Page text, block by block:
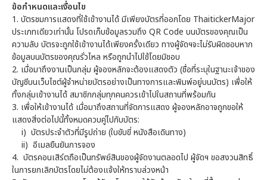
ข้อกำหนดและเงื่อนไข
1. บัตรชมการแสดงที่ใช้เข้างานได้ มีเพียงบัตรที่ออกโดย ThaitickerMajor
ประเภทเดียวเท่านั้น โปรดเก็บข้อมูลรวมถึง QR Code บนบัตรของคุณเป็น
ความลับ บัตรจะถูกใช้เข้างานได้เพียงครั้งเดียว ทางผู้จัดฯจะไม่รับผิดชอบหาก
ข้อมูลบนบัตรของคุณรั่วไหล หรือถูกนำไปใช้โดยมิชอบ
2. เมื่อมาถึงงานเป็นกลุ่ม ผู้จองหลักจะต้องแสดงตัว (ชื่อที่ระบุในฐานะเจ้าของ
บัญชีบนเว็บไซต์ผู้จำหน่ายบัตรอย่างเป็นทางการและพิมพ์อยู่บนบัตร) เพื่อให้
ทั้งกลุ่มเข้างานได้ สมาชิกกลุ่มทุกคนควรเข้าไปในสถานที่พร้อมกัน
3. เพื่อให้เข้างานได้ เมื่อมาถึงสถานที่จัดการแสดง ผู้จองหลักอาจถูกขอให้
แสดงสิ่งต่อไปนี้ทั้งหมดควบคู่ไปกับบัตร:
i) บัตรประจำตัวที่มีรูปถ่าย (ใบขับขี่ หนังสือเดินทาง)
ii) อีเมลยืนยันการจอง
4. บัตรคอนเสิร์ตถือเป็นทรัพย์สินของผู้จัดงานตลอดไป ผู้จัดฯ ขอสงวนสิทธิ์
ในการยกเลิกบัตรโดยไม่ต้องแจ้งให้ทราบล่วงหน้า